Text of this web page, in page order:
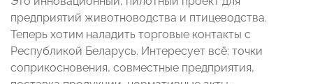
предприятий животноводства и птицеводства.
Теперь хотим наладить торговые контакты с
Республикой Беларусь. Интересует всё: точки
соприкосновения, совместные предприятия,